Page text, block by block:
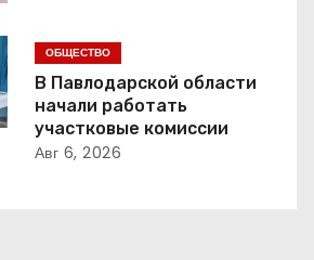
ОБЩЕСТВО
В Павлодарской области
начали работать
участковые комиссии
Авг 6, 2026